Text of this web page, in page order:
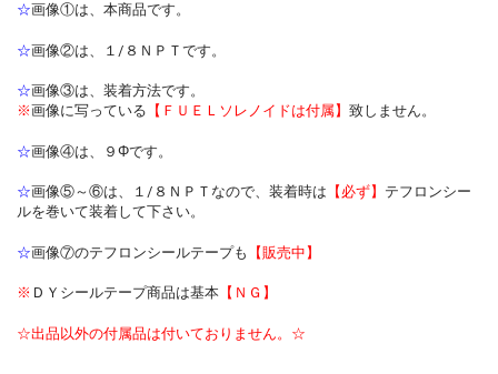
☆画像①は、本商品です。
☆画像②は、１/８ＮＰＴです。
☆画像③は、装着方法です。
※ 画像に写っている 【ＦＵＥＬソレノイドは付属】 致しません。
☆画像④は、９Φです。
☆画像⑤～⑥は、１/８ＮＰＴなので、装着時は 【必ず】 テフロンシー
ルを巻いて装着して下さい。
☆画像⑦のテフロンシールテープも 【販売中】
※ ＤＹシールテープ商品は基本 【ＮＧ】
☆出品以外の付属品は付いておりません。☆